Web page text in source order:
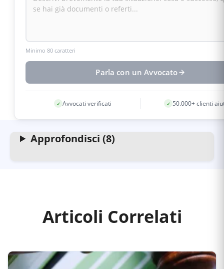
Minimo 80 caratteri
Parla con un Avvocato
✓ Avvocati verificati ✓ 50.000+ clienti
Approfondisci (8)
Articoli Correlati